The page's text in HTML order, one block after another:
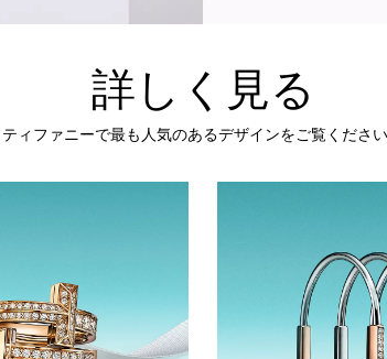
詳しく見る
ティファニーで最も人気のあるデザインをご覧ください